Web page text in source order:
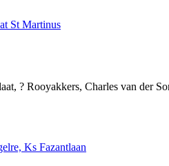
St Martinus
? Rooyakkers, Charles van der
Ks Fazantlaan